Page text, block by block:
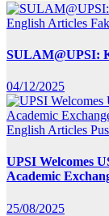
English Articles
SULAM@UPSI:
04/12/2025
English Articles
UPSI Welcomes
Academic
25/08/2025